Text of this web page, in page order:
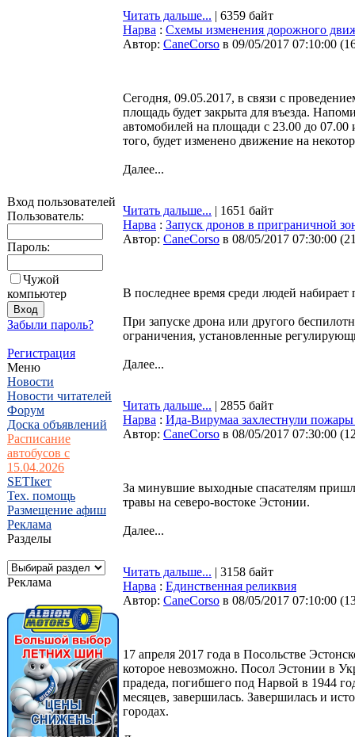
Вход пользователей
Пользователь:
Пароль:
Чужой
компьютер
Забыли пароль?
Регистрация
Меню
Новости
Новости читателей
Форум
Доска объявлений
Расписание
автобусов с
15.04.2026
SETIкет
Тех. помощь
Размещение афиш
Реклама
Разделы
Реклама
Читать дальше... | 6359 байт
Нарва : Схемы изменения дорожного
Автор: CaneCorso в 09/05/2017 07:10:00 (
Сегодня, 09.05.2017, в связи с
площадь будет закрыта для въезда.
автомобилей на площади с 23.00 до
того, будет изменено движение на
Далее...
Читать дальше... | 1651 байт
Нарва : Запуск дронов в приграничной
Автор: CaneCorso в 08/05/2017 07:30:00 (
В последнее время среди людей набирает
При запуске дрона или другого
ограничения, установленные
Далее...
Читать дальше... | 2855 байт
Нарва : Ида-Вирумаа захлестнули
Автор: CaneCorso в 08/05/2017 07:30:00 (
За минувшие выходные спасателям
травы на северо-востоке Эстонии.
Далее...
Читать дальше... | 3158 байт
Нарва : Единственная реликвия
Автор: CaneCorso в 08/05/2017 07:10:00 (
17 апреля 2017 года в Посольстве
которое невозможно. Посол Эстонии в
прадеда, погибшего под Нарвой в 1944
месяцев, завершилась. Завершилась и
городах.